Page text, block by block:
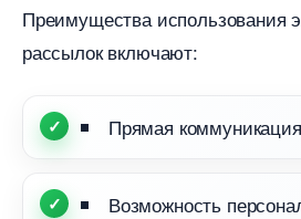
Преимущества использования
рассылок включают:
Прямая
озможность